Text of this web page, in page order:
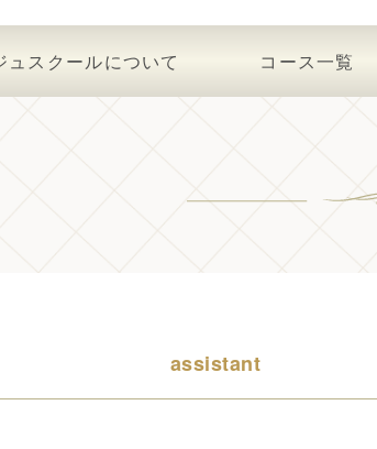
ュスクールについて コース一覧
assistant